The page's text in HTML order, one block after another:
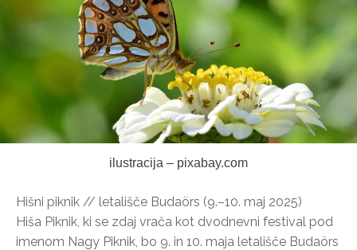
ilustracija – pixabay.com
Hišni piknik // letališče Budaörs (9.–10. maj 2025)
Hiša Piknik, ki se zdaj vrača kot dvodnevni festival pod
imenom Nagy Piknik, bo 9. in 10. maja letališče Budaörs